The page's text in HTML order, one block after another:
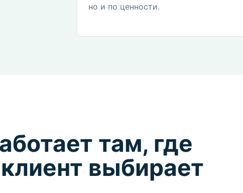
но и по ценности.
там, где
выбирает